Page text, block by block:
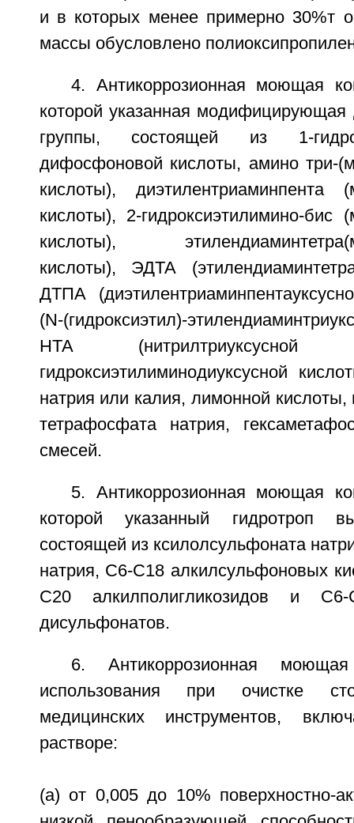
и в которых менее примерно 30%т
массы обусловлено
4. Антикоррозионная моющая
которой указанная
группы, состоящей из 1-
дифосфоновой кислоты, амино три-
кислоты), диэтилентриаминпента
кислоты), 2-гидроксиэтилимино-бис
кислоты),
кислоты), ЭДТА
ДТПА
(N-(гидроксиэтил)-
НТА
гидроксиэтилиминодиуксусной
натрия или калия, лимонной кислоты,
тетрафосфата натрия,
смесей.
5. Антикоррозионная моющая
которой указанный гидротроп
состоящей из ксилолсульфоната
натрия, С6-С18 алкилсульфоновых
С20 алкилполигликозидов и С6-
дисульфонатов.
6. Антикоррозионная
использования при очистке
медицинских инструментов,
растворе:
(a) от 0,005 до 10% поверхностно-